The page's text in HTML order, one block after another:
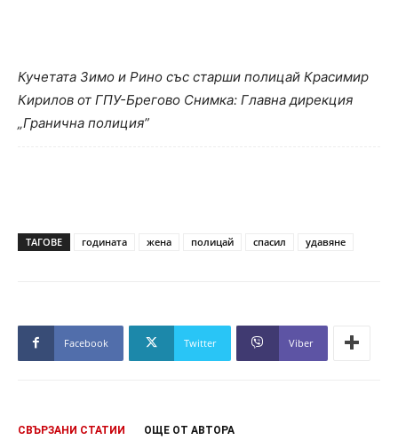
Кучетата Зимо и Рино със старши полицай Красимир
Кирилов от ГПУ-Брегово Снимка: Главна дирекция
„Гранична полиция”
ТАГОВЕ годината жена полицай спасил удавяне
Facebook Twitter Viber
СВЪРЗАНИ СТАТИИ ОЩЕ ОТ АВТОРА